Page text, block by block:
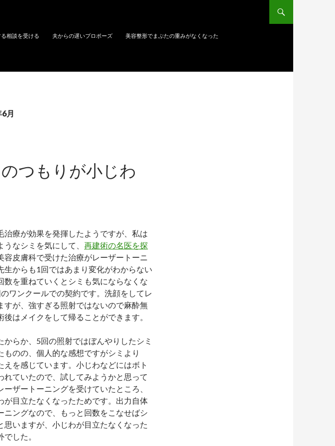
相談を受ける 夫からの遅いプロポーズ 美容整形でまぶたの重みがなくなった
月
つもりが小じわ
治療が効果を発揮したようですが、私は
なシミを気にして、 再建術の名医を探
容皮膚科で受けた治療がレーザートーニ
生からも1回ではあまり変化がわからない
数を重ねていくとシミも気にならなくな
ワンクールでの契約です。洗顔をしてレ
すが、強すぎる照射ではないので麻酔無
後はメイクをして帰ることができます。
からか、5回の照射ではぼんやりしたシミ
ものの、個人的な感想ですがシミより
えを感じています。小じわなどにはボト
れていたので、試してみようかと思って
ザートーニングを受けていたところ、
が目立たなくなったためです。出力自体
ニングなので、もっと回数をこなせばシ
思いますが、小じわが目立たなくなった
した。